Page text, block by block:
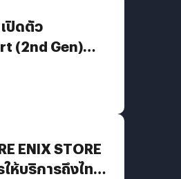
ปิดตัว
(2nd Gen)
ENIX STORE
ห้บริการถึงไทย